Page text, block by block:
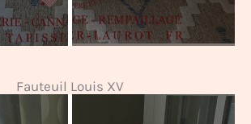
Fauteuil Louis XV